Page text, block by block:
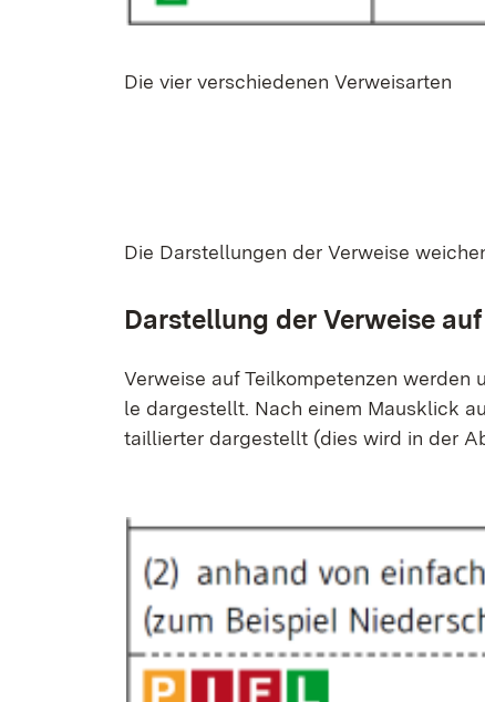
Die vier ver­schie­de­nen Ver­weis­ar­ten
Die Dar­stel­lun­gen der Ver­wei­se
Dar­stel­lung der Ver­wei­se
Ver­wei­se auf Teil­kom­pe­ten­zen
le dar­ge­stellt. Nach ei­nem Maus­klick
tail­lier­ter dar­ge­stellt (dies wird in der